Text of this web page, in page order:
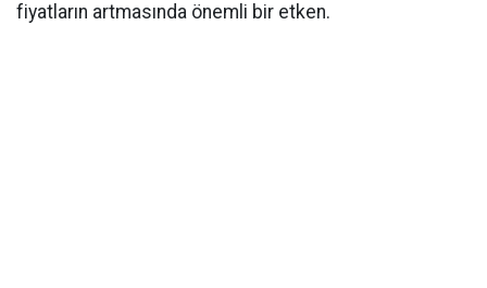
fiyatların artmasında önemli bir etken.